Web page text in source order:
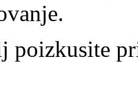
poizkusite